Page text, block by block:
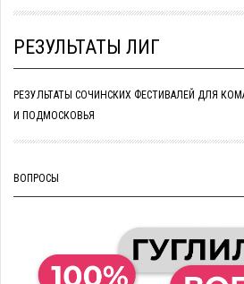
РЕЗУЛЬТАТЫ ЛИГ
РЕЗУЛЬТАТЫ СОЧИНСКИХ ФЕСТИВАЛЕЙ ДЛЯ
И ПОДМОСКОВЬЯ
ВОПРОСЫ